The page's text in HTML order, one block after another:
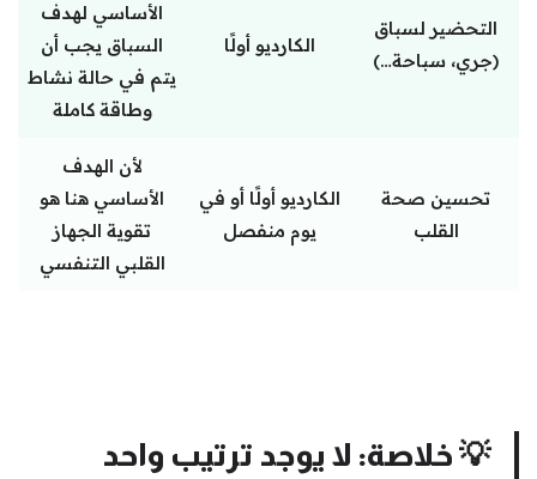
التحضير لسباق
(جري، سباحة…)
الكارديو أولًا
الأساسي لهدف
السباق يجب أن
يتم في حالة نشاط
وطاقة كاملة
تحسين صحة
القلب
الكارديو أولًا أو في
يوم منفصل
لأن الهدف
الأساسي هنا هو
تقوية الجهاز
القلبي التنفسي
💡 خلاصة: لا يوجد ترتيب واحد